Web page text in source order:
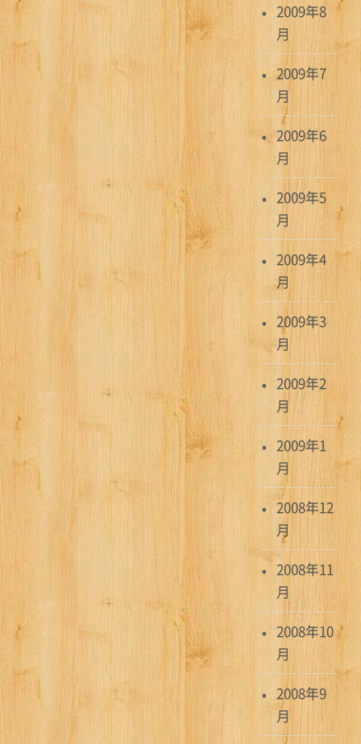
2009年8
月
2009年7
月
2009年6
月
2009年5
月
2009年4
月
2009年3
月
2009年2
月
2009年1
月
2008年12
月
2008年11
月
2008年10
月
2008年9
月